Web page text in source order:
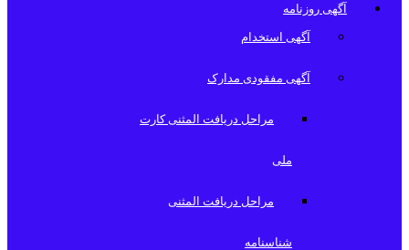
آگهی روزنامه
آگهی استخدام
آگهی مفقودی مدارک
مراحل دریافت المثنی کارت
ملی
مراحل دریافت المثنی
شناسنامه